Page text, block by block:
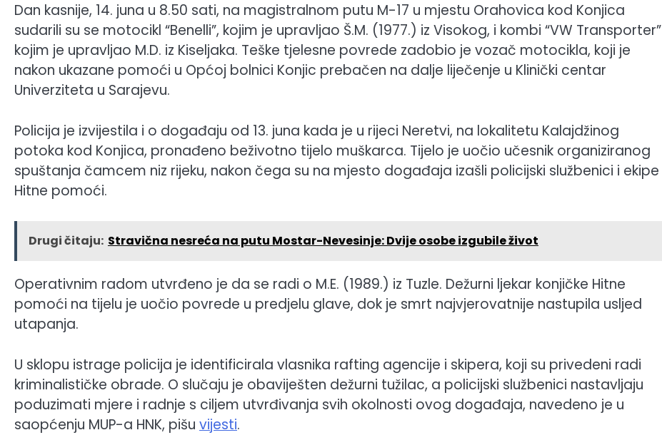
Dan kasnije, 14. juna u 8.50 sati, na magistralnom putu M-17 u mjestu Orahovica kod Konjica
sudarili su se motocikl “Benelli”, kojim je upravljao Š.M. (1977.) iz Visokog, i kombi “VW Transporter”
kojim je upravljao M.D. iz Kiseljaka. Teške tjelesne povrede zadobio je vozač motocikla, koji je
nakon ukazane pomoći u Općoj bolnici Konjic prebačen na dalje liječenje u Klinički centar
Univerziteta u Sarajevu.
Policija je izvijestila i o događaju od 13. juna kada je u rijeci Neretvi, na lokalitetu Kalajdžinog
potoka kod Konjica, pronađeno beživotno tijelo muškarca. Tijelo je uočio učesnik organiziranog
spuštanja čamcem niz rijeku, nakon čega su na mjesto događaja izašli policijski službenici i ekipe
Hitne pomoći.
Drugi čitaju: Stravična nesreća na putu Mostar-Nevesinje: Dvije osobe izgubile život
Operativnim radom utvrđeno je da se radi o M.E. (1989.) iz Tuzle. Dežurni ljekar konjičke Hitne
pomoći na tijelu je uočio povrede u predjelu glave, dok je smrt najvjerovatnije nastupila usljed
utapanja.
U sklopu istrage policija je identificirala vlasnika rafting agencije i skipera, koji su privedeni radi
kriminalističke obrade. O slučaju je obaviješten dežurni tužilac, a policijski službenici nastavljaju
poduzimati mjere i radnje s ciljem utvrđivanja svih okolnosti ovog događaja, navedeno je u
saopćenju MUP-a HNK, pišu vijesti.